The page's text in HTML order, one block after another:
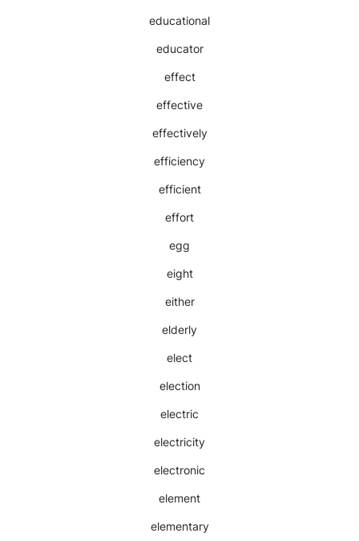
educational
educator
effect
effective
effectively
efficiency
efficient
effort
egg
eight
either
elderly
elect
election
electric
electricity
electronic
element
elementary